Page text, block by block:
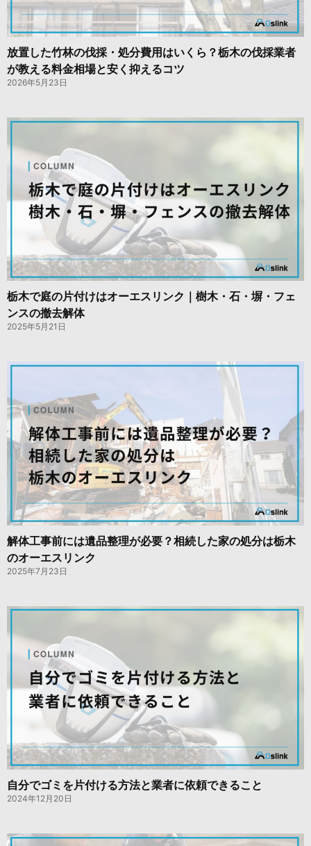
放置した竹林の伐採・処分費用はいくら？栃木の伐採業者
が教える料金相場と安く抑えるコツ
2026年5月23日
栃木で庭の片付けはオーエスリンク｜樹木・石・塀・フェ
ンスの撤去解体
2025年5月21日
解体工事前には遺品整理が必要？相続した家の処分は栃木
のオーエスリンク
2025年7月23日
自分でゴミを片付ける方法と業者に依頼できること
2024年12月20日